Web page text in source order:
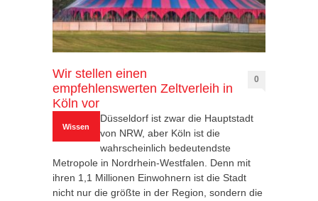
Wir stellen einen
empfehlenswerten Zeltverleih in
Köln vor
0
Wissen
Düsseldorf ist zwar die Hauptstadt
von NRW, aber Köln ist die
wahrscheinlich bedeutendste
Metropole in Nordrhein-Westfalen. Denn mit
ihren 1,1 Millionen Einwohnern ist die Stadt
nicht nur die größte in der Region, sondern die